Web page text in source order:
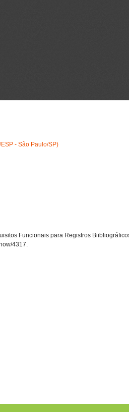
- São Paulo/SP)
Funcionais para Registros
4317.